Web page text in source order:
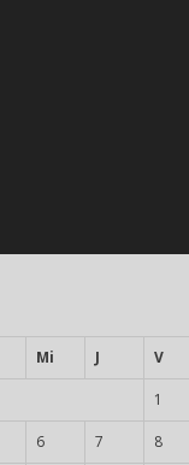
Mi J V
1
6 7 8